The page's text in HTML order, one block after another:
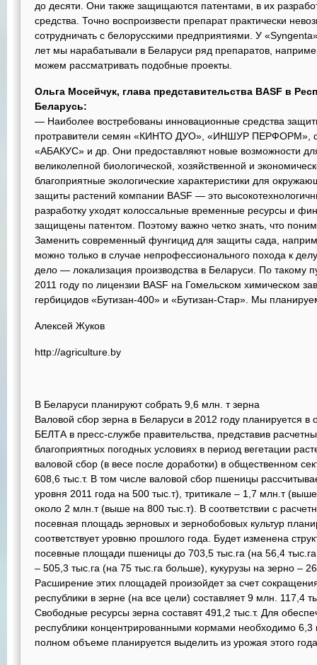
до десяти. Они также защищаются патентами, в их
средства. Точно воспроизвести препарат практически
сотрудничать с белорусскими предприятиями. У
лет мы нарабатывали в Беларуси ряд препаратов,
можем рассматривать подобные проекты.
Ольга Мосейчук, глава представительства BASF в
Беларусь:
— Наиболее востребованы инновационные средства
протравители семян «КИНТО ДУО», «ИНШУР ПЕРФОРМ»,
«АБАКУС» и др. Они предоставляют новые возможности
великолепной биологической, хозяйственной и
благоприятные экологические характеристики для
защиты растений компании BASF — это
разработку уходят колоссальные временные ресурсы и
защищены патентом. Поэтому важно четко знать, что
Заменить современный фунгицид для защиты сада,
можно только в случае непрофессионального похода к
дело — локализация производства в Беларуси. По такому
2011 году по лицензии BASF на Гомельском химическом
гербицидов «Бутизан-400» и «Бутизан-Стар». Мы
Алексей Жуков
http://agriculture.by
В Беларуси планируют собрать 9,6 млн. т зерна
Валовой сбор зерна в Беларуси в 2012 году планируется
БЕЛТА в пресс-службе правительства, представив
благоприятных погодных условиях в период вегетации
валовой сбор (в весе после доработки) в общественном
608,6 тыс.т. В том числе валовой сбор пшеницы
уровня 2011 года на 500 тыс.т), тритикале – 1,7 млн.т
около 2 млн.т (выше на 800 тыс.т). В соответствии с
посевная площадь зерновых и зернобобовых культур
соответствует уровню прошлого года. Будет изменена
посевные площади пшеницы до 703,5 тыс.га (на 56,4
– 505,3 тыс.га (на 75 тыс.га больше), кукурузы на зерно –
Расширение этих площадей произойдет за счет
республики в зерне (на все цели) составляет 9 млн. 117,4
Свободные ресурсы зерна составят 491,2 тыс.т. Для
республики концентрированными кормами необходимо 6,3
полном объеме планируется выделить из урожая этого